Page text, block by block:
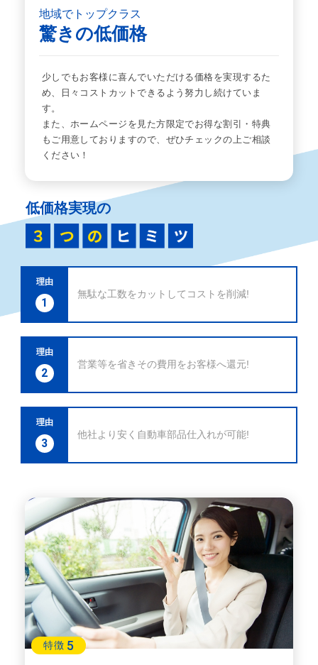
地域でトップクラス
驚きの低価格
少しでもお客様に喜んでいただける価格を実現するた
め、日々コストカットできるよう努力し続けていま
す。
また、ホームページを見た方限定でお得な割引・特典
もご用意しておりますので、ぜひチェックの上ご相談
ください！
低価格実現の
理由
1
無駄な工数をカットしてコストを削減!
理由
2
営業等を省きその費用をお客様へ還元!
理由
3
他社より安く自動車部品仕入れが可能!
特徴 5